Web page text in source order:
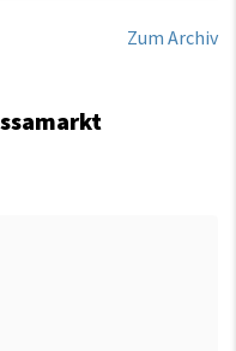
Zum Archiv